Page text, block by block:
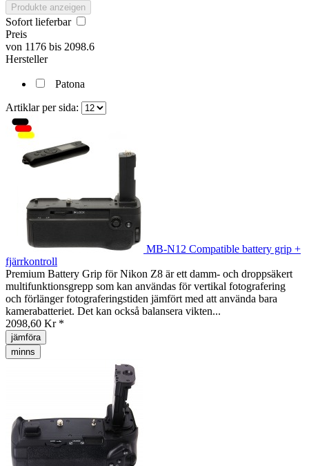
Produkte anzeigen
Sofort lieferbar
Preis
von 1176 bis 2098.6
Hersteller
Patona
Artiklar per sida:
MB-N12 Compatible battery grip +
fjärrkontroll
Premium Battery Grip för Nikon Z8 är ett damm- och droppsäkert
multifunktionsgrepp som kan användas för vertikal fotografering
och förlänger fotograferingstiden jämfört med att använda bara
kamerabatteriet. Det kan också balansera vikten...
2098,60 Kr *
jämföra
minns